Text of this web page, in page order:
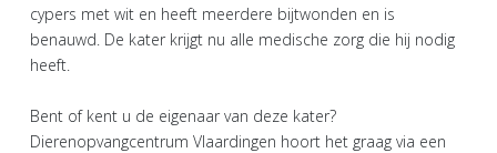
cypers met wit en heeft meerdere bijtwonden en is
benauwd. De kater krijgt nu alle medische zorg die hij nodig
heeft.
Bent of kent u de eigenaar van deze kater?
Dierenopvangcentrum Vlaardingen hoort het graag via een